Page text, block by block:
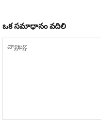
ఒక సమాధానం వదిలి